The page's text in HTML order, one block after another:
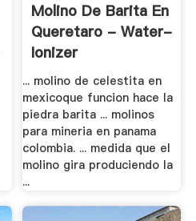
Molino De Barita En
Queretaro - Water-
Ionizer
... molino de celestita en
mexicoque funcion hace la
piedra barita ... molinos
para mineria en panama
colombia. ... medida que el
molino gira produciendo la
...